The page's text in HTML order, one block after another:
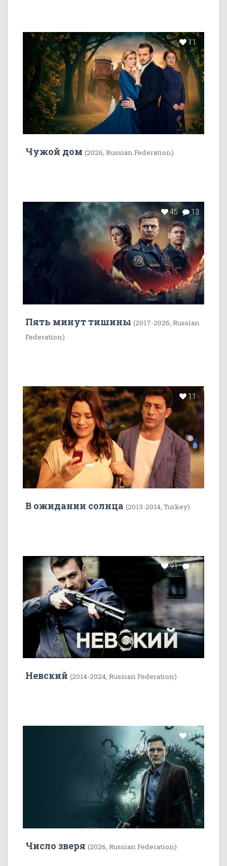
11
Чужой дом (2026, Russian Federation)
45 13
Пять минут тишины (2017-2026, Russian
Federation)
11
В ожидании солнца (2013-2014, Turkey)
91 46
Невский (2014-2024, Russian Federation)
11
Число зверя (2026, Russian Federation)